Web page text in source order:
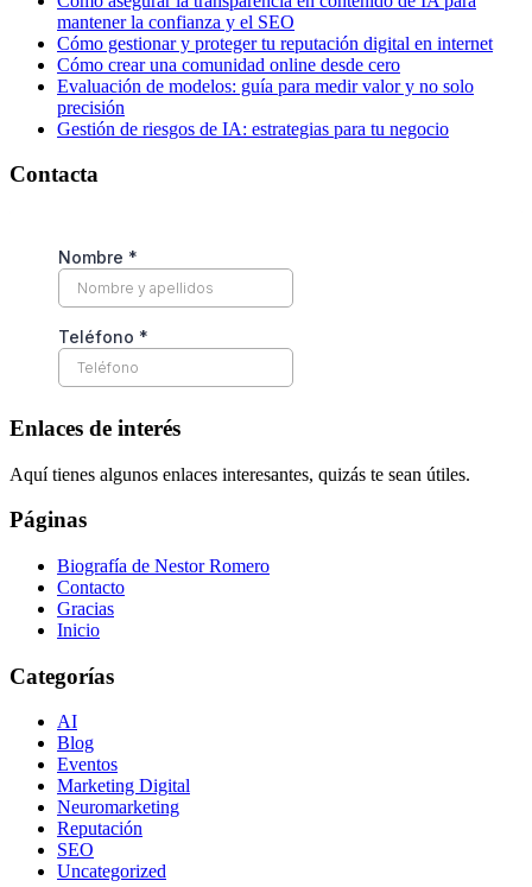
mantener la confianza y el SEO
Cómo gestionar y proteger tu reputación digital en internet
Cómo crear una comunidad online desde cero
Evaluación de modelos: guía para medir valor y no solo
precisión
Gestión de riesgos de IA: estrategias para tu negocio
Contacta
Enlaces de interés
Aquí tienes algunos enlaces interesantes, quizás te sean útiles.
Páginas
Biografía de Nestor Romero
Contacto
Gracias
Inicio
Categorías
AI
Blog
Eventos
Marketing Digital
Neuromarketing
Reputación
SEO
Uncategorized